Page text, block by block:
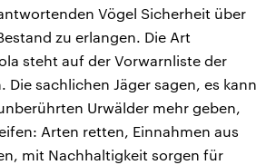
Vögel Sicherheit über
zu erlangen. Die Art
steht auf der Vorwarnliste der
Die sachlichen Jäger sagen, es kann
Urwälder mehr geben,
Arten retten, Einnahmen aus
mit Nachhaltigkeit sorgen für